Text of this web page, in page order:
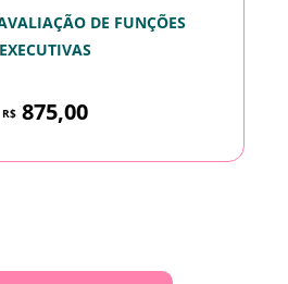
DE FUNÇÕES
EXECUTIVAS
R$875,00